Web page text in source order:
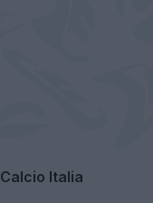
Calcio Italia